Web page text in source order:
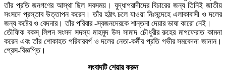
তাঁর প্রতি জনগণের আস্থা ছিল সবসময়। যুদ্ধাপরাদীদের বিচারের জন্য তিনিই জাতীয়
সংসদে প্রস্তাব উত্তাপন করেন। তাঁর হঠাৎ চলে যাওয়া নিঃসন্দেহে এলাকাবাসী ও দলের
জন্য কষ্টের ও বেদনার। তাঁর পরিবার -স্বজনদেরকে শান্তনা দেয়ার ভাষা কারো নেই।
তৌফিক বকস্ লিপন সংসদ সদস্য মাহমুদ উস সামাদ চৌধুরীর রুহের মাগফেরাত কামনা
করেন এবং তাঁর শোকাহত পরিবারবর্গ ও দলের নেতা-কর্মীর প্রতি গভীর সমবেদনা জানান।
প্রেস-বিজ্ঞপ্তি।
সংবাদটি শেয়ার করুন